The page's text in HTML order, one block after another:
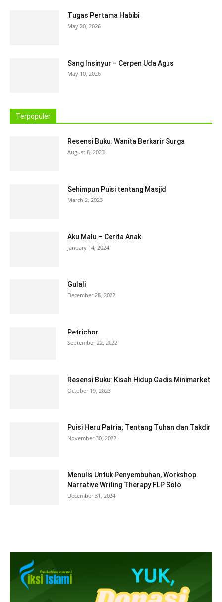
Tugas Pertama Habibi
May 20, 2026
Sang Insinyur – Cerpen Uda Agus
May 10, 2026
Terpopuler
Resensi Buku: Wanita Berkarir Surga
August 8, 2023
Sehimpun Puisi tentang Masjid
March 2, 2023
Aku Malu – Cerita Anak
January 14, 2024
Gulali
December 28, 2022
Petrichor
September 22, 2022
Resensi Buku: Kisah Hidup Gadis Minimarket
October 19, 2023
Puisi Heru Patria; Tentang Tuhan dan Takdir
November 30, 2022
Menulis Untuk Penyembuhan, Workshop
Narrative Writing Therapy FLP Solo
December 31, 2024